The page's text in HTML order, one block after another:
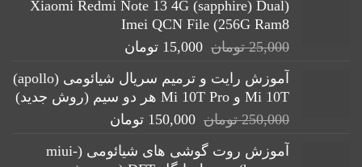
(Xiaomi Redmi Note 13 4G (sapphire) Dual
Imei QCN File (256G Ram8
25,000 تومان قیمت
25,000 تومان
بود.
15,000 تومان
15,000 تومان.
آموزش رایت و ترمیم سریال شیائومی (apollo)
Mi 10T و Mi 10T Pro هر دو سیم (روش جدید)
250,000 تومان قیمت
250,000 تومان
150,000 تومان
150,000 تومان.آموزش روت گوشی های شیائومی (miui-